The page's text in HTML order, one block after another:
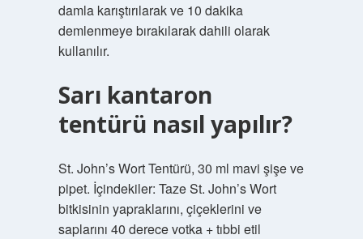
damla karıştırılarak ve 10 dakika
demlenmeye bırakılarak dahili olarak
kullanılır.
Sarı kantaron
tentürü nasıl yapılır?
St. John’s Wort Tentürü, 30 ml mavi şişe ve
pipet. İçindekiler: Taze St. John’s Wort
bitkisinin yapraklarını, çiçeklerini ve
saplarını 40 derece votka + tıbbi etil